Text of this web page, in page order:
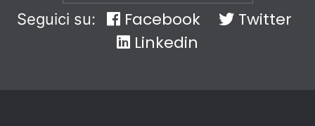
Seguici su: Facebook
Twitter
Linkedin